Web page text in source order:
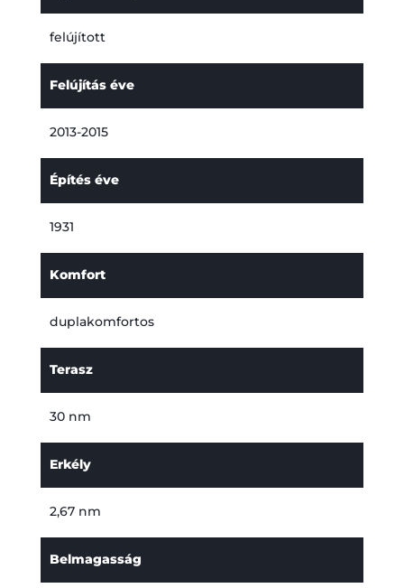
felújított
Felújítás éve
2013-2015
Építés éve
1931
Komfort
duplakomfortos
Terasz
30 nm
Erkély
2,67 nm
Belmagasság